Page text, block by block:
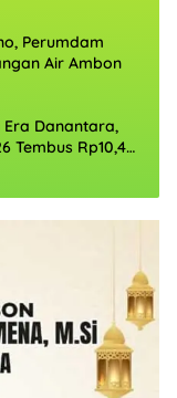
Perumdam
Air Ambon
Danantara,
Tembus Rp10,4